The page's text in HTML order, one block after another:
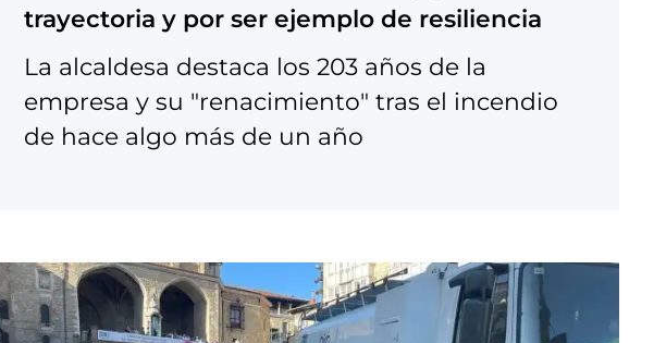
trayectoria y por ser ejemplo de resiliencia
La alcaldesa destaca los 203 años de la
empresa y su "renacimiento" tras el incendio
de hace algo más de un año